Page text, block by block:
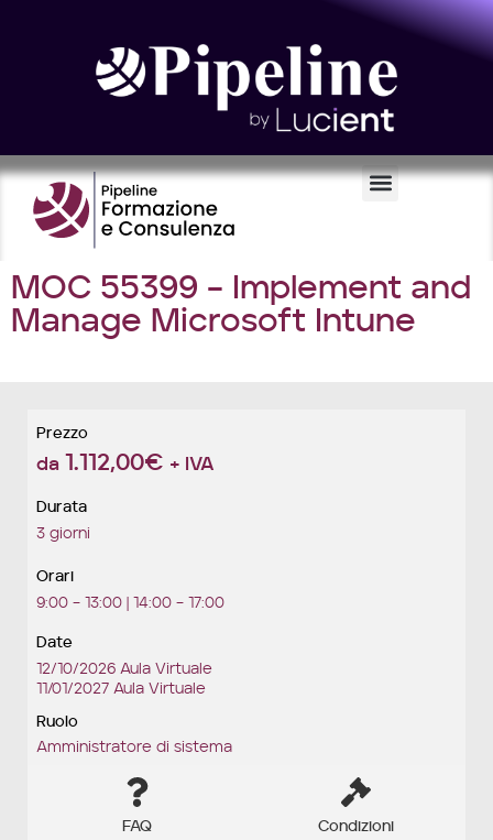
MOC 55399 – Implement and
Manage Microsoft Intune
Prezzo
da 1.112,00€ + IVA
Durata
3 giorni
Orari
9:00 – 13:00 | 14:00 – 17:00
Date
12/10/2026 Aula Virtuale
11/01/2027 Aula Virtuale
Ruolo
Amministratore di sistema
FAQ Condizioni